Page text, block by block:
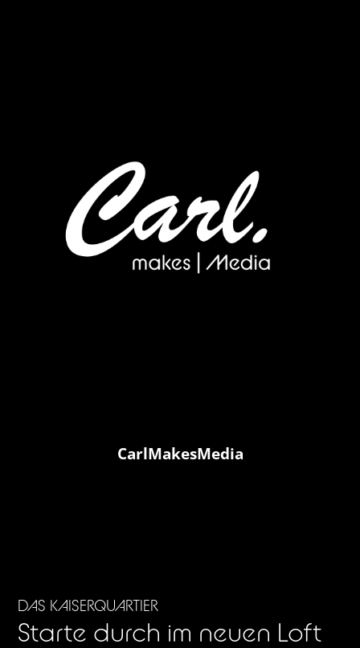
CarlMakesMedia
DAS KAISERQUARTIER
Starte durch im neuen Loft